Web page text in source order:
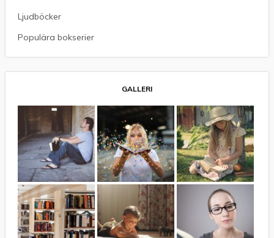
Ljudböcker
Populära bokserier
GALLERI